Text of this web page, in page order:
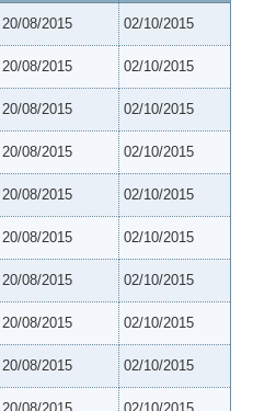
20/08/2015 02/10/2015
20/08/2015 02/10/2015
20/08/2015 02/10/2015
20/08/2015 02/10/2015
20/08/2015 02/10/2015
20/08/2015 02/10/2015
20/08/2015 02/10/2015
20/08/2015 02/10/2015
20/08/2015 02/10/2015